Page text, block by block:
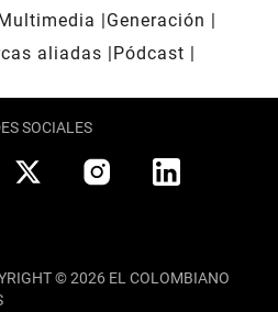
Multimedia
Generación
aliadas
Pódcast
SOCIALES
© 2026 EL COLOMBIANO